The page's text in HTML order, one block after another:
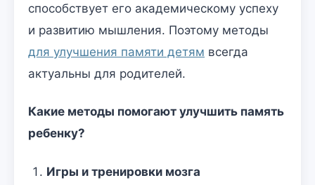
способствует его академическому успеху
и развитию мышления. Поэтому методы
для улучшения памяти детям всегда
актуальны для родителей.
Какие методы помогают улучшить память
ребенку?
Игры и тренировки мозга